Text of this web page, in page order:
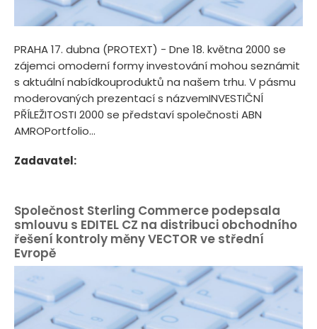
PRAHA 17. dubna (PROTEXT) - Dne 18. května 2000 se
zájemci omoderní formy investování mohou seznámit
s aktuální nabídkouproduktů na našem trhu. V pásmu
moderovaných prezentací s názvemINVESTIČNÍ
PŘÍLEŽITOSTI 2000 se představí společnosti ABN
AMROPortfolio...
Zadavatel:
Společnost Sterling Commerce podepsala
smlouvu s EDITEL CZ na distribuci obchodního
řešení kontroly měny VECTOR ve střední
Evropě